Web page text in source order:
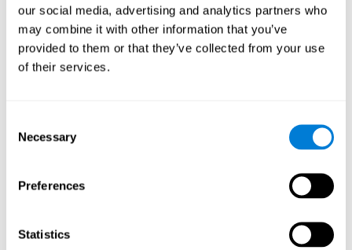
our social media, advertising and analytics partners who
may combine it with other information that you’ve
provided to them or that they’ve collected from your use
of their services.
Selection
Necessary
Preferences
Statistics
Burěs - Novel Television-Based Cognitive Training Improves
10.1371/journal.pone.0101472
Article complet disponible via PubMed
Effets de l'entraînement assisté par ordinateur
sur les fonctions exécutives et les